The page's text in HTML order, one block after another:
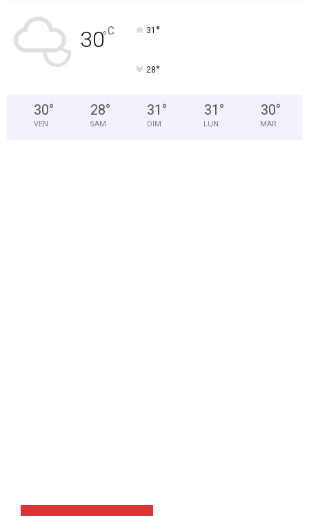
30°C 31 °
28°
30°
VEN
28°
SAM
31 °
DIM
31 °
LUN
30°
MAR